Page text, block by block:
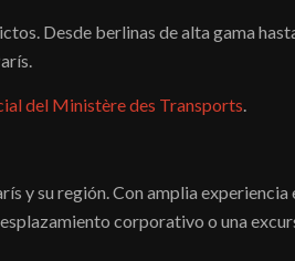
Desde berlinas de alta gama
del Ministère des Transports
y su región. Con amplia experiencia
corporativo o una